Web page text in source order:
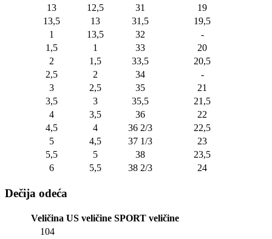
13
12,5 31
19
13,5
13 31,5
19,5
1
13,5 32
-
1,5
1 33
20
2
1,5 33,5
20,5
2,5
2 34
-
3
2,5 35
21
3,5
3 35,5
21,5
4
3,5 36
22
4,5
4 36 2/3
22,5
5
4,5 37 1/3
23
5,5
5 38
23,5
6
5,5 38 2/3 24
Dečija odeća
Veličina US veličine SPORT veličine
104